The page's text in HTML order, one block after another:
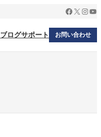
Facebook
X
ブログサポート お問い合わせ